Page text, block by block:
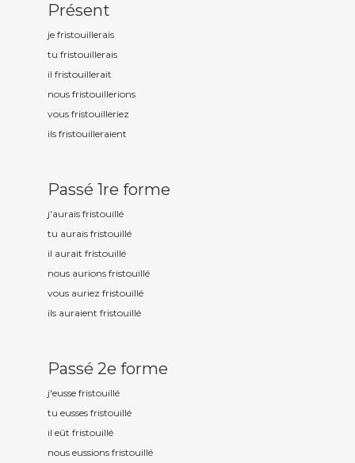
Présent
je fristouillerais
tu fristouillerais
il fristouillerait
nous fristouillerions
vous fristouilleriez
ils fristouilleraient
Passé 1re forme
j'aurais fristouillé
tu aurais fristouillé
il aurait fristouillé
nous aurions fristouillé
vous auriez fristouillé
ils auraient fristouillé
Passé 2e forme
j'eusse fristouillé
tu eusses fristouillé
il eût fristouillé
nous eussions fristouillé